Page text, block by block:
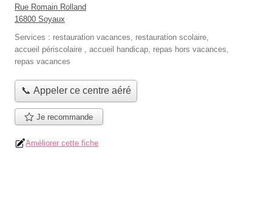
Rue Romain Rolland
16800 Soyaux
Services : restauration vacances, restauration scolaire,
accueil périscolaire , accueil handicap, repas hors vacances,
repas vacances
📞 Appeler ce centre aéré
Je recommande
Améliorer cette fiche